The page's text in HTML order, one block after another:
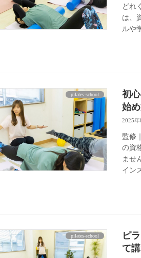
どれ
は、
ルや
pilates-school
初
始
2025年
監修
の資
ませ
イン
pilates-school
ピ
て